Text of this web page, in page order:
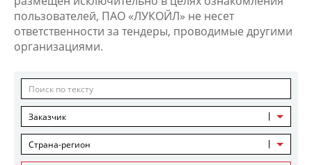
пользователей, ПАО «ЛУКОЙЛ» не несет
ответственности за тендеры, проводимые другими
организациями.
Заказчик
Страна-регион